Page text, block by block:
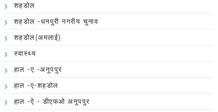
शहडोल
शहडोल -धनपुरी नगरीय चुनाव
शहडोल(अमलाई)
स्वास्थ्य
हाल -ए -अनूपपुर
हाल -ए-शहडोल
हाल -ऐ - डीएफओ अनूपपुर